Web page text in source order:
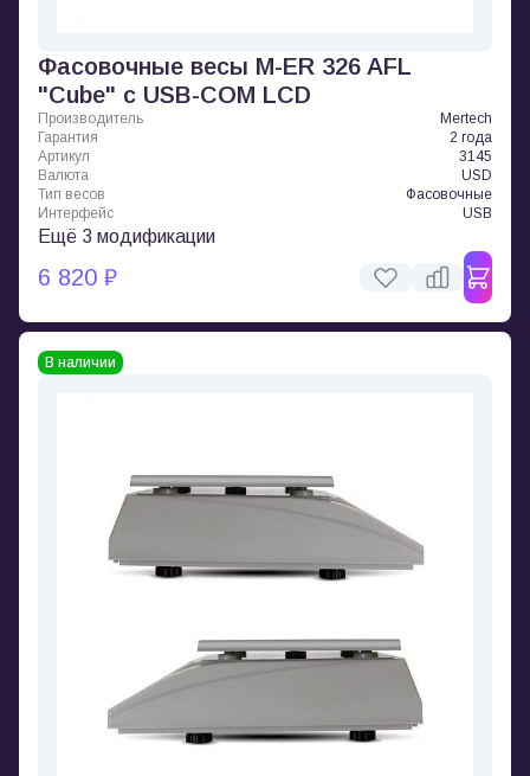
Фасовочные весы M-ER 326 AFL
"Cube" c USB-COM LCD
Производитель
Mertech
Гарантия
2 года
Артикул
3145
Валюта
USD
Тип весов
Фасовочные
Интерфейс
USB
Ещё 3 модификации
6 820 ₽
В наличии